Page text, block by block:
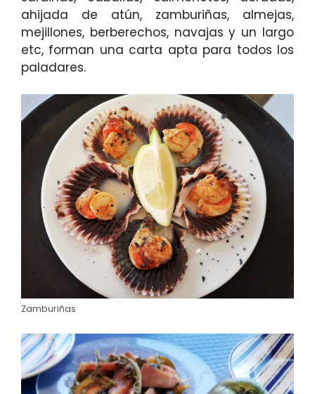
ahijada de atún, zamburiñas, almejas,
mejillones, berberechos, navajas y un largo
etc, forman una carta apta para todos los
paladares.
Zamburiñas